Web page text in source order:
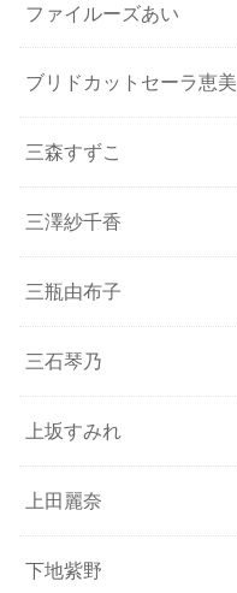
ファイルーズあい
ブリドカットセーラ恵美
三森すずこ
三澤紗千香
三瓶由布子
三石琴乃
上坂すみれ
上田麗奈
下地紫野